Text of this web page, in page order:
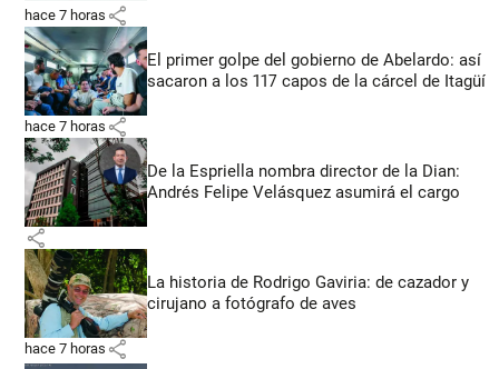
hace 7 horas share
El primer golpe del gobierno de Abelardo: así
sacaron a los 117 capos de la cárcel de Itagüí
hace 7 horas share
De la Espriella nombra director de la Dian:
Andrés Felipe Velásquez asumirá el cargo
share
La historia de Rodrigo Gaviria: de cazador y
cirujano a fotógrafo de aves
hace 7 horas share